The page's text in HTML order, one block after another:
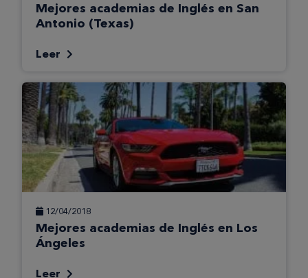
Mejores academias de Inglés en San
Antonio (Texas)
Leer
12/04/2018
Mejores academias de Inglés en Los
Ángeles
Leer